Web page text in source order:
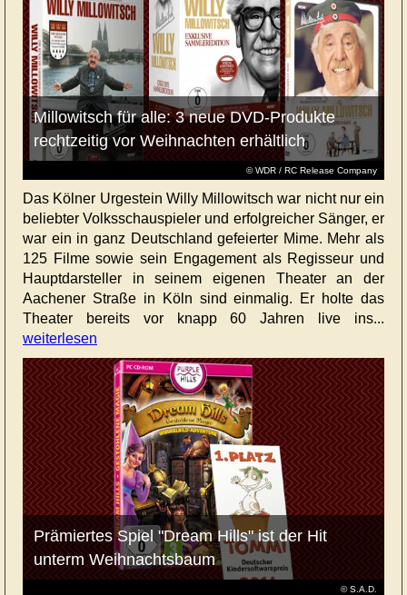
© WDR / RC Release Company
Millowitsch für alle: 3 neue DVD-Produkte
rechtzeitig vor Weihnachten erhältlich
Das Kölner Urgestein Willy Millowitsch war nicht nur ein
beliebter Volksschauspieler und erfolgreicher Sänger, er
war ein in ganz Deutschland gefeierter Mime. Mehr als
125 Filme sowie sein Engagement als Regisseur und
Hauptdarsteller in seinem eigenen Theater an der
Aachener Straße in Köln sind einmalig. Er holte das
Theater bereits vor knapp 60 Jahren live ins...
weiterlesen
© S.A.D.
Prämiertes Spiel "Dream Hills" ist der Hit
unterm Weihnachtsbaum